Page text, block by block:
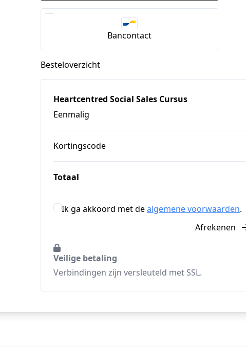
Bancontact
Besteloverzicht
Heartcentred Social Sales Cursus
Eenmalig
Kortingscode
Totaal
Ik ga akkoord met dealgemene voorwaarden.
Afrekenen
Veilige betaling
Verbindingen zijn versleuteld met SSL.